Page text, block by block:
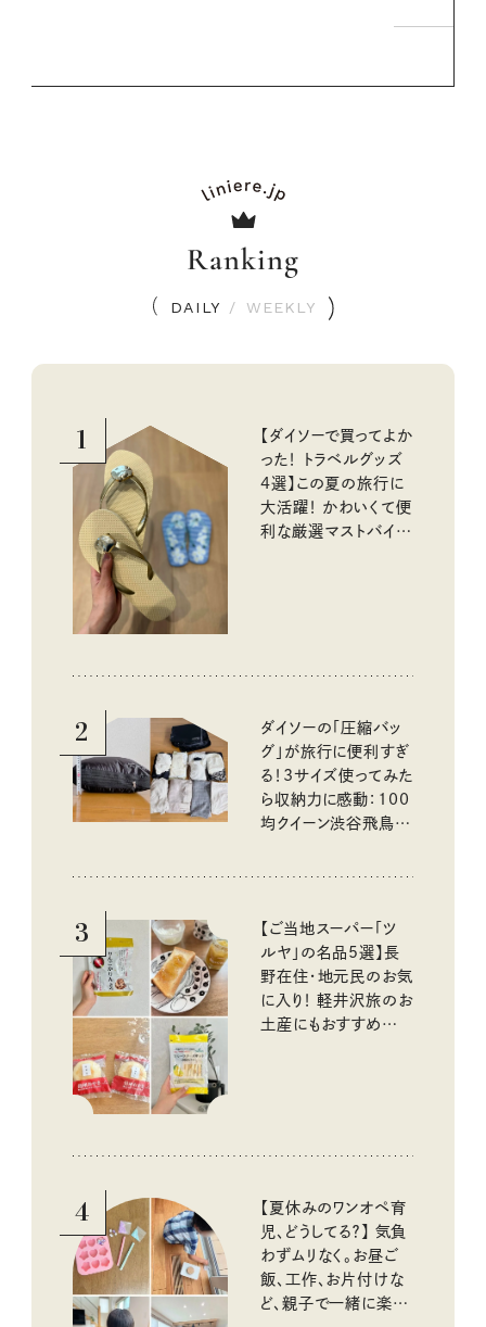
Ranking
DAILY / WEEKLY
1
【ダイソーで買ってよか
った！ トラベルグッズ
4選】この夏の旅行に
大活躍！ かわいくて便
利な厳選マストバイア
2
ダイソーの「圧縮バッ
グ」が旅行に便利すぎ
る！3サイズ使ってみた
ら収納力に感動：100
均クイーン渋谷飛鳥の
3
【ご当地スーパー「ツ
ルヤ」の名品5選】長
野在住・地元民のお気
に入り！ 軽井沢旅のお
土産にもおすすめのお
4
【夏休みのワンオペ育
児、どうしてる？】 気負
わずムリなく。お昼ご
飯、工作、お片付けな
ど、親子で一緒に楽し